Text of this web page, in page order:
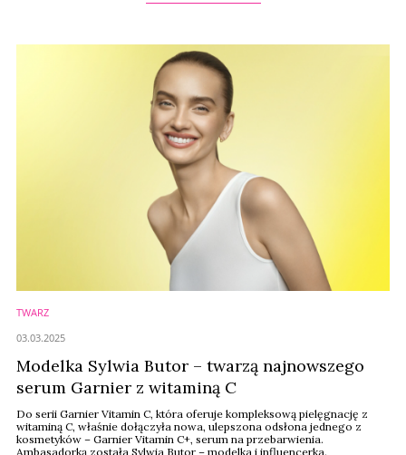
TWARZ
Modelka Sylwia Butor – twarzą najnowszego
serum Garnier z witaminą C
Do serii Garnier Vitamin C, która oferuje kompleksową pielęgnację z
witaminą C, właśnie dołączyła nowa, ulepszona odsłona jednego z
kosmetyków – Garnier Vitamin C+, serum na przebarwienia.
Ambasadorką została Sylwia Butor – modelka i influencerka.
03.03.2025